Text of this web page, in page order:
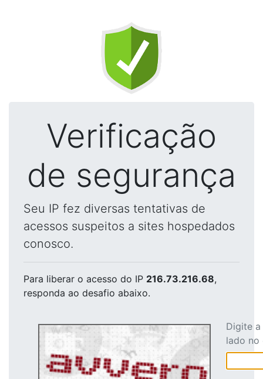
Verificação
de segurança
Seu IP fez diversas tentativas de
acessos suspeitos a sites hospedados
conosco.
Para liberar o acesso do IP 216.73.216.68,
responda ao desafio abaixo.
Digite
lado no